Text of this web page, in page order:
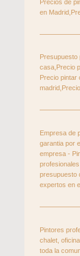
Precios de
en
Presupuesto
casa,Precio
Precio pintar
Empresa de
garantia por
empresa -
presupuesto
expertos en
Pintores
chalet,
toda la